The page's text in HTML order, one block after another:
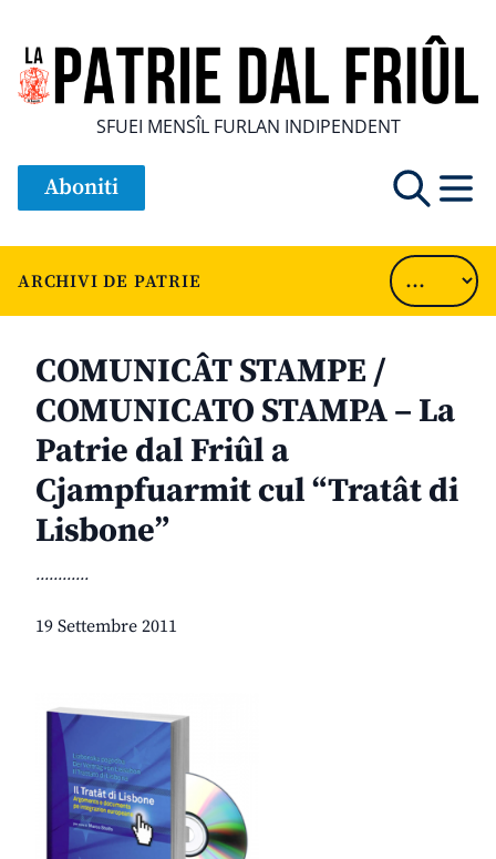
SFUEI MENSÎL FURLAN INDIPENDENT
Aboniti
ARCHIVI DE PATRIE
COMUNICÂT STAMPE /
COMUNICATO STAMPA – La
Patrie dal Friûl a
Cjampfuarmit cul “Tratât di
Lisbone”
............
19 Settembre 2011